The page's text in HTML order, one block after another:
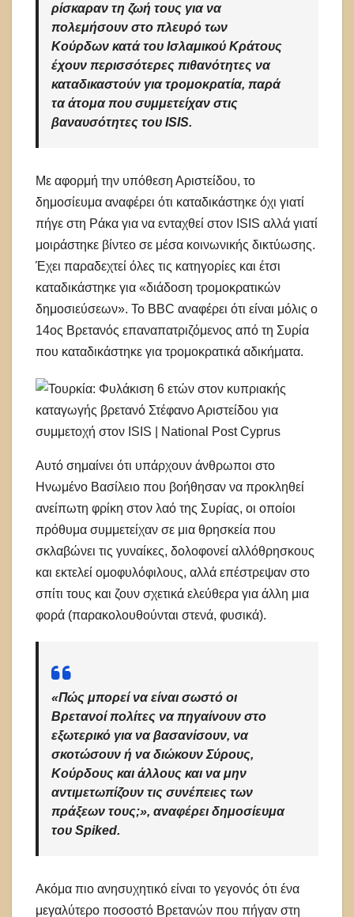
ρίσκαραν τη ζωή τους για να
πολεμήσουν στο πλευρό των
Κούρδων κατά του Ισλαμικού Κράτους
έχουν περισσότερες πιθανότητες να
καταδικαστούν για τρομοκρατία, παρά
τα άτομα που συμμετείχαν στις
βαναυσότητες του ISIS.
Με αφορμή την υπόθεση Αριστείδου, το
δημοσίευμα αναφέρει ότι καταδικάστηκε όχι γιατί
πήγε στη Ράκα για να ενταχθεί στον ISIS αλλά γιατί
μοιράστηκε βίντεο σε μέσα κοινωνικής δικτύωσης.
Έχει παραδεχτεί όλες τις κατηγορίες και έτσι
καταδικάστηκε για «διάδοση τρομοκρατικών
δημοσιεύσεων». Το BBC αναφέρει ότι είναι μόλις ο
14ος Βρετανός επαναπατριζόμενος από τη Συρία
που καταδικάστηκε για τρομοκρατικά αδικήματα.
Αυτό σημαίνει ότι υπάρχουν άνθρωποι στο
Ηνωμένο Βασίλειο που βοήθησαν να προκληθεί
ανείπωτη φρίκη στον λαό της Συρίας, οι οποίοι
πρόθυμα συμμετείχαν σε μια θρησκεία που
σκλαβώνει τις γυναίκες, δολοφονεί αλλόθρησκους
και εκτελεί ομοφυλόφιλους, αλλά επέστρεψαν στο
σπίτι τους και ζουν σχετικά ελεύθερα για άλλη μια
φορά (παρακολουθούνται στενά, φυσικά).
«Πώς μπορεί να είναι σωστό οι
Βρετανοί πολίτες να πηγαίνουν στο
εξωτερικό για να βασανίσουν, να
σκοτώσουν ή να διώκουν Σύρους,
Κούρδους και άλλους και να μην
αντιμετωπίζουν τις συνέπειες των
πράξεων τους;», αναφέρει δημοσίευμα
του Spiked.
Ακόμα πιο ανησυχητικό είναι το γεγονός ότι ένα
μεγαλύτερο ποσοστό Βρετανών που πήγαν στη